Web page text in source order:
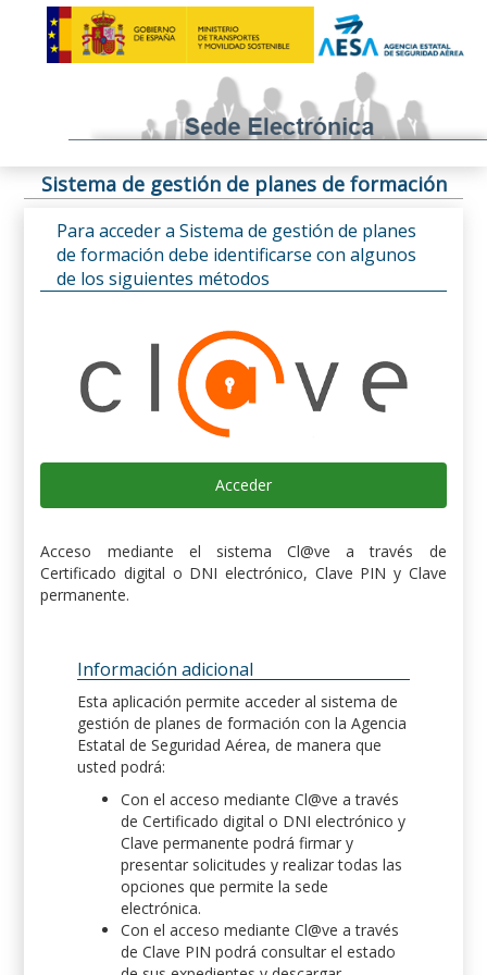
Sistema de gestión de planes de formación
Para acceder a Sistema de gestión de planes
de formación debe identificarse con algunos
de los siguientes métodos
Acceder
Acceso mediante el sistema Cl@ve a través de
Certificado digital o DNI electrónico, Clave PIN y Clave
permanente.
Información adicional
Esta aplicación permite acceder al sistema de
gestión de planes de formación con la Agencia
Estatal de Seguridad Aérea, de manera que
usted podrá:
Con el acceso mediante Cl@ve a través
de Certificado digital o DNI electrónico y
Clave permanente podrá firmar y
presentar solicitudes y realizar todas las
opciones que permite la sede
electrónica.
Con el acceso mediante Cl@ve a través
de Clave PIN podrá consultar el estado